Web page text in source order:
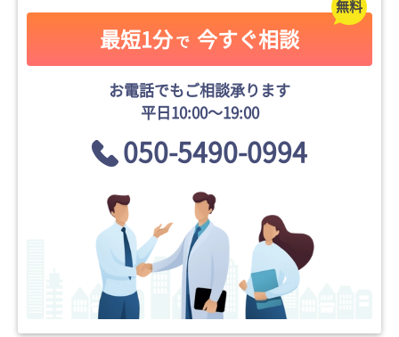
最短1分 で 今すぐ相談
お電話でもご相談承ります
平日10:00〜19:00
050-5490-0994